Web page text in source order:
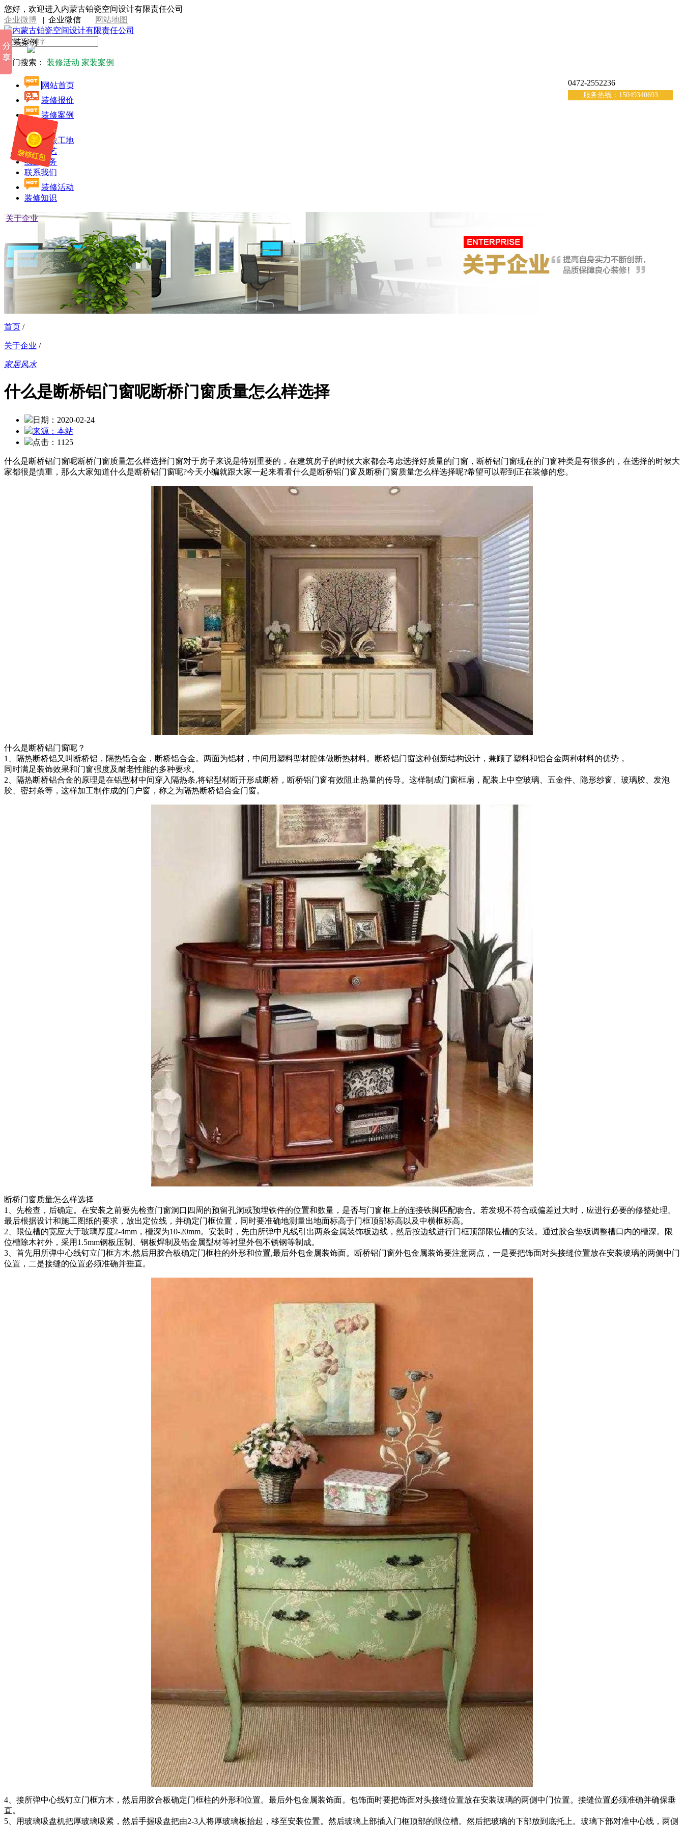
您好，欢迎进入内蒙古铂瓷空间设计有限责任公司
企业微博 | 企业微信 网站地图
家装案例
热门搜索： 装修活动 家装案例
0472-2552236
服务热线：15049340693
网站首页
装修报价
装修案例
开放工地
施工工艺
线上服务
联系我们
装修活动
装修知识
关于企业
首页 /
关于企业 /
家居风水
什么是断桥铝门窗呢断桥门窗质量怎么样选择
日期：2020-02-24
来源：本站
点击：1125
什么是断桥铝门窗呢断桥门窗质量怎么样选择门窗对于房子来说是特别重要的，在建筑房子的时候大家都会考虑选择好质量的门窗，断桥铝门窗现在的门窗种类是有很多的，在选择的时候大
家都很是慎重，那么大家知道什么是断桥铝门窗呢?今天小编就跟大家一起来看看什么是断桥铝门窗及断桥门窗质量怎么样选择呢?希望可以帮到正在装修的您。
什么是断桥铝门窗呢？
1、隔热断桥铝又叫断桥铝，隔热铝合金，断桥铝合金。两面为铝材，中间用塑料型材腔体做断热材料。断桥铝门窗这种创新结构设计，兼顾了塑料和铝合金两种材料的优势，
同时满足装饰效果和门窗强度及耐老性能的多种要求。
2、隔热断桥铝合金的原理是在铝型材中间穿入隔热条,将铝型材断开形成断桥，断桥铝门窗有效阻止热量的传导。这样制成门窗框扇，配装上中空玻璃、五金件、隐形纱窗、玻璃胶、发泡
胶、密封条等，这样加工制作成的门户窗，称之为隔热断桥铝合金门窗。
断桥门窗质量怎么样选择
1、先检查，后确定。在安装之前要先检查门窗洞口四周的预留孔洞或预埋铁件的位置和数量，是否与门窗框上的连接铁脚匹配吻合。若发现不符合或偏差过大时，应进行必要的修整处理。
最后根据设计和施工图纸的要求，放出定位线，并确定门框位置，同时要准确地测量出地面标高于门框顶部标高以及中横框标高。
2、限位槽的宽应大于玻璃厚度2-4mm，槽深为10-20mm。安装时，先由所弹中凡线引出两条金属装饰板边线，然后按边线进行门框顶部限位槽的安装。通过胶合垫板调整槽口内的槽深。限
位槽除木衬外，采用1.5mm钢板压制、钢板焊制及铝金属型材等衬里外包不锈钢等制成。
3、首先用所弹中心线钉立门框方木,然后用胶合板确定门框柱的外形和位置,最后外包金属装饰面。断桥铝门窗外包金属装饰要注意两点，一是要把饰面对头接缝位置放在安装玻璃的两侧中门
位置，二是接缝的位置必须准确并垂直。
4、接所弹中心线钉立门框方木，然后用胶合板确定门框柱的外形和位置。最后外包金属装饰面。包饰面时要把饰面对头接缝位置放在安装玻璃的两侧中门位置。接缝位置必须准确并确保垂
直。
5、用玻璃吸盘机把厚玻璃吸紧，然后手握吸盘把由2-3人将厚玻璃板抬起，移至安装位置。然后玻璃上部插入门框顶部的限位槽。然后把玻璃的下部放到底托上。玻璃下部对准中心线，两侧